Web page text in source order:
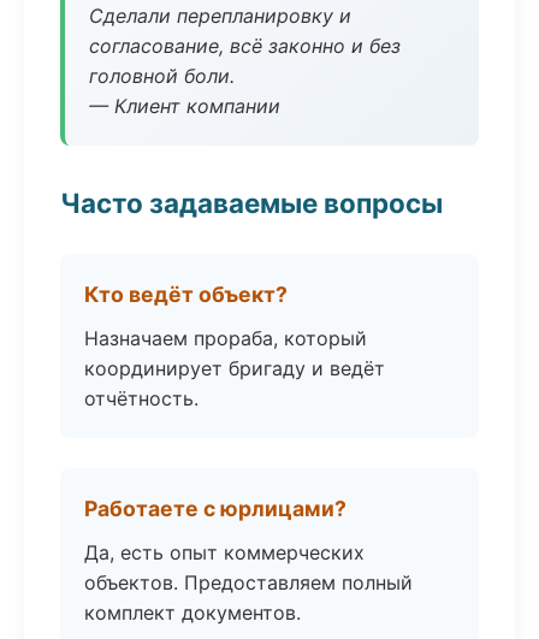
Сделали перепланировку и
согласование, всё законно и без
головной боли.
— Клиент компании
Часто задаваемые вопросы
Кто ведёт объект?
Назначаем прораба, который
координирует бригаду и ведёт
отчётность.
Работаете с юрлицами?
Да, есть опыт коммерческих
объектов. Предоставляем полный
комплект документов.